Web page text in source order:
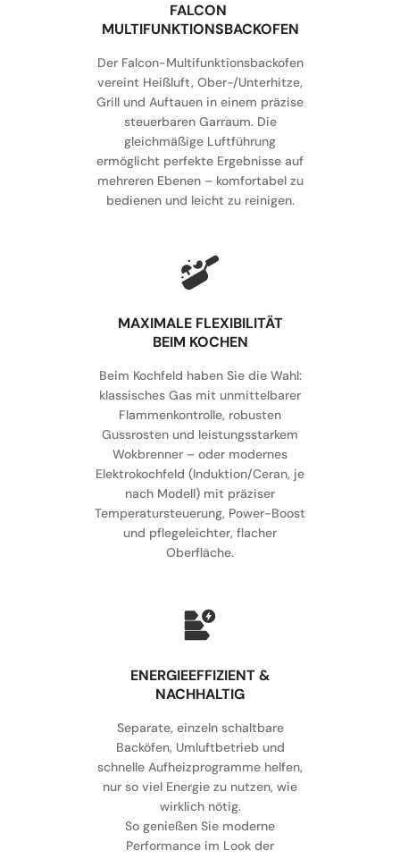
FALCON
MULTIFUNKTIONSBACKOFEN
Der Falcon-Multifunktionsbackofen
vereint Heißluft, Ober-/Unterhitze,
Grill und Auftauen in einem präzise
steuerbaren Garraum. Die
gleichmäßige Luftführung
ermöglicht perfekte Ergebnisse auf
mehreren Ebenen – komfortabel zu
bedienen und leicht zu reinigen.
MAXIMALE FLEXIBILITÄT
BEIM KOCHEN
Beim Kochfeld haben Sie die Wahl:
klassisches Gas mit unmittelbarer
Flammenkontrolle, robusten
Gussrosten und leistungsstarkem
Wokbrenner – oder modernes
Elektrokochfeld (Induktion/Ceran, je
nach Modell) mit präziser
Temperatursteuerung, Power-Boost
und pflegeleichter, flacher
Oberfläche.
⁠ENERGIEEFFIZIENT &
NACHHALTIG
Separate, einzeln schaltbare
Backöfen, Umluftbetrieb und
schnelle Aufheizprogramme helfen,
nur so viel Energie zu nutzen, wie
wirklich nötig.
So genießen Sie moderne
Performance im Look der